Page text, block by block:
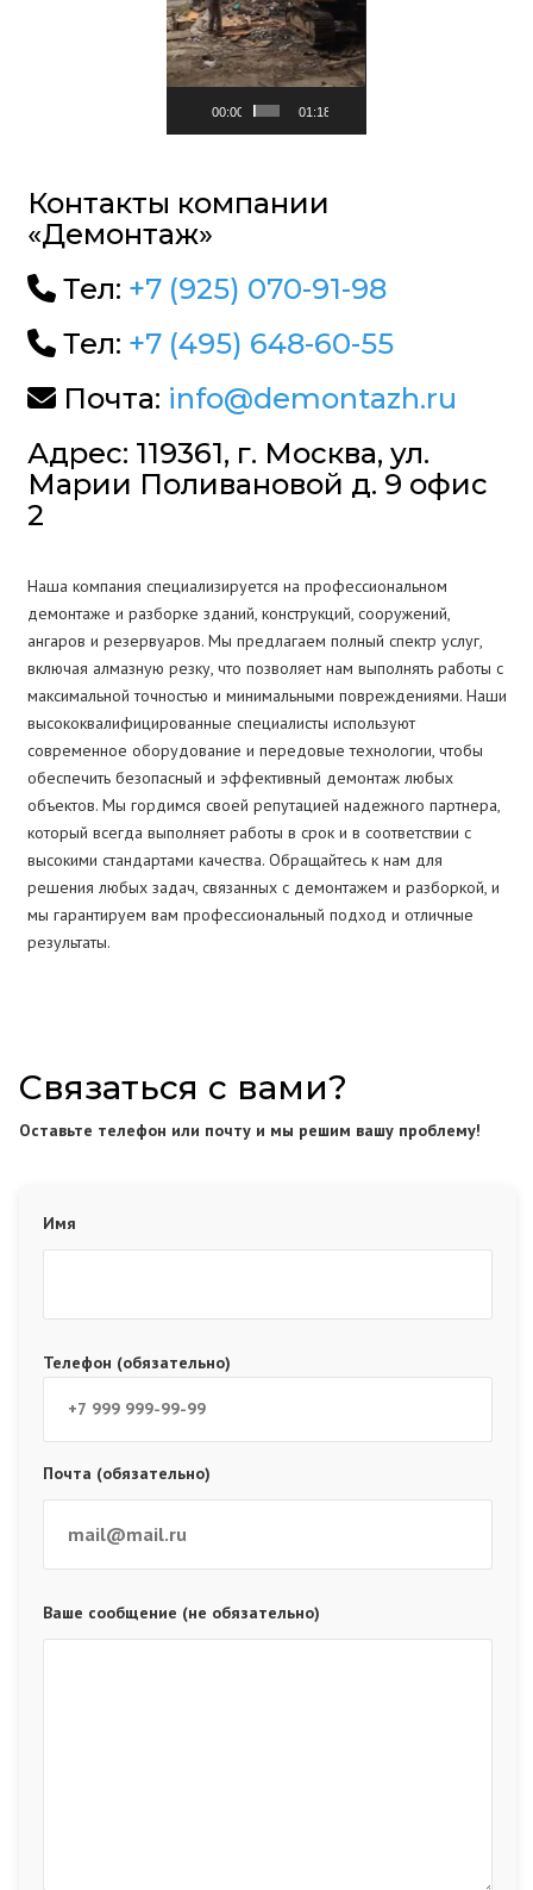
00:00 01:18
Контакты компании
«Демонтаж»
Тел: +7 (925) 070-91-98
Тел: +7 (495) 648-60-55
Почта: info@demontazh.ru
Адрес: 119361, г. Москва, ул.
Марии Поливановой д. 9 офис
2
Наша компания специализируется на профессиональном
демонтаже и разборке зданий, конструкций, сооружений,
ангаров и резервуаров. Мы предлагаем полный спектр услуг,
включая алмазную резку, что позволяет нам выполнять работы с
максимальной точностью и минимальными повреждениями. Наши
высококвалифицированные специалисты используют
современное оборудование и передовые технологии, чтобы
обеспечить безопасный и эффективный демонтаж любых
объектов. Мы гордимся своей репутацией надежного партнера,
который всегда выполняет работы в срок и в соответствии с
высокими стандартами качества. Обращайтесь к нам для
решения любых задач, связанных с демонтажем и разборкой, и
мы гарантируем вам профессиональный подход и отличные
результаты.
Связаться с вами?
Оставьте телефон или почту и мы решим вашу проблему!
Имя
Телефон (обязательно)
Почта (обязательно)
Ваше сообщение (не обязательно)